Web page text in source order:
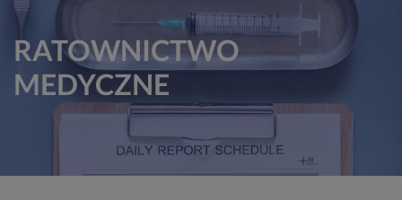
RATOWNICTWO
MEDYCZNE